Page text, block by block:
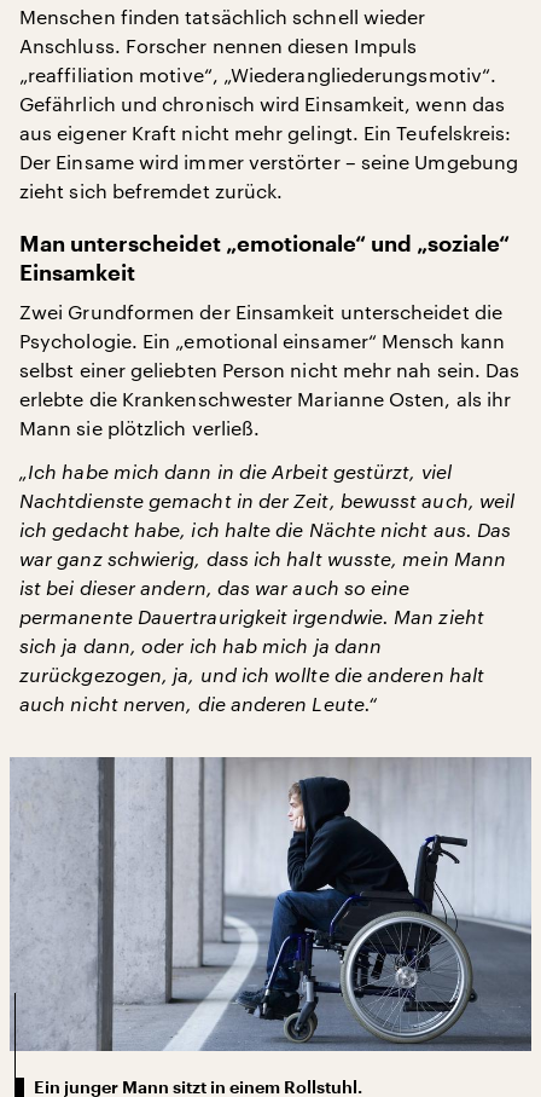
Menschen finden tatsächlich schnell wieder
Anschluss. Forscher nennen diesen Impuls
„reaffiliation motive“, „Wiederangliederungsmotiv“.
Gefährlich und chronisch wird Einsamkeit, wenn das
aus eigener Kraft nicht mehr gelingt. Ein Teufelskreis:
Der Einsame wird immer verstörter – seine Umgebung
zieht sich befremdet zurück.
Man unterscheidet „emotionale“ und „soziale“
Einsamkeit
Zwei Grundformen der Einsamkeit unterscheidet die
Psychologie. Ein „emotional einsamer“ Mensch kann
selbst einer geliebten Person nicht mehr nah sein. Das
erlebte die Krankenschwester Marianne Osten, als ihr
Mann sie plötzlich verließ.
„Ich habe mich dann in die Arbeit gestürzt, viel
Nachtdienste gemacht in der Zeit, bewusst auch, weil
ich gedacht habe, ich halte die Nächte nicht aus. Das
war ganz schwierig, dass ich halt wusste, mein Mann
ist bei dieser andern, das war auch so eine
permanente Dauertraurigkeit irgendwie. Man zieht
sich ja dann, oder ich hab mich ja dann
zurückgezogen, ja, und ich wollte die anderen halt
auch nicht nerven, die anderen Leute.“
Ein junger Mann sitzt in einem Rollstuhl.